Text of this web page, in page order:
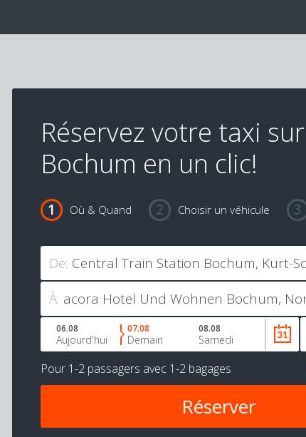
Réservez votre taxi sur
Bochum en un clic!
Où & Quand Choisir un véhicule
De:
À:
06.08
Aujourd'hui
07.08
Demain
08.08
Samedi
Pour 1-2 passagers avec 1-2 bagages